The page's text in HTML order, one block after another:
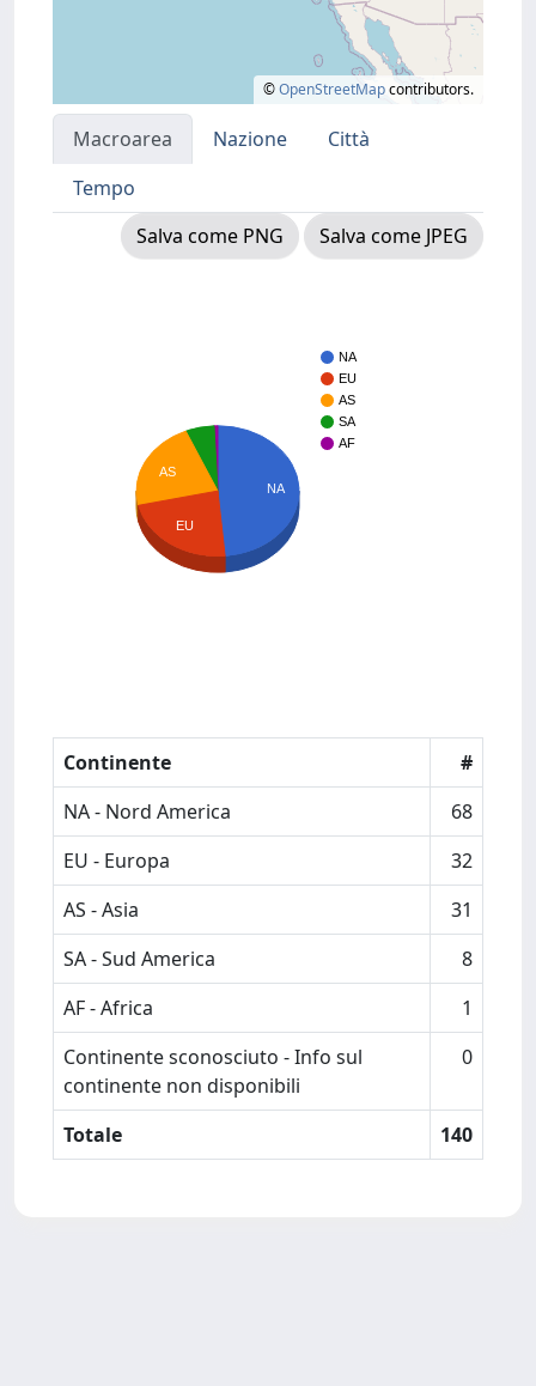
©OpenStreetMapcontributors.
Macroarea Nazione
Città
Tempo
Salva come PNG
Salva come JPEG
NA
EU
AS
SA
AF
NA
AS
EU
Continente
#
NA - Nord America
68
EU - Europa
32
AS - Asia
31
SA - Sud America
8
AF - Africa
1
Continente sconosciuto - Info sul
continente non disponibili
0
Totale 140